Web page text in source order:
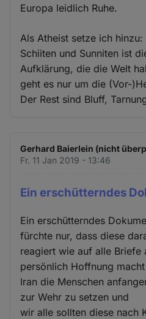
Europa leidlich Ruhe.
Als Atheist setze ich
Schiiten und Sunniten ist
Aufklärung, die die Welt
geht es nur um die (Vor-
Der Rest sind Bluff,
Gerhard Baierlein (nicht
Fr. 11 Jan 2019 - 13:46
Ein erschütterndes
Ein erschütterndes
fürchte nur, dass diese
reagiert wie auf alle Briefe
persönlich Hoffnung
Iran die Menschen
zur Wehr zu setzen und
wir alle sollten diese nach